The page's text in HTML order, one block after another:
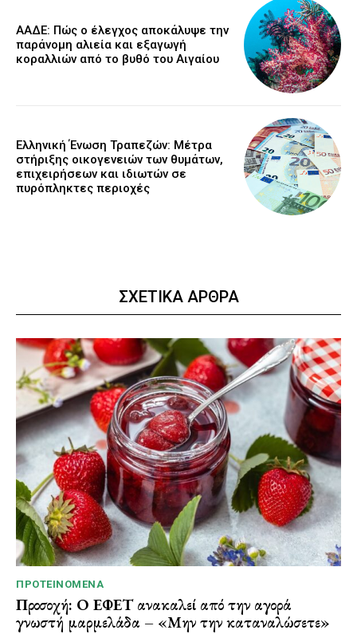
ΑΑΔΕ: Πώς ο έλεγχος αποκάλυψε την
παράνομη αλιεία και εξαγωγή
κοραλλιών από το βυθό του Αιγαίου
Ελληνική Ένωση Τραπεζών: Μέτρα
στήριξης οικογενειών των θυμάτων,
επιχειρήσεων και ιδιωτών σε
πυρόπληκτες περιοχές
ΣΧΕΤΙΚΑ ΑΡΘΡΑ
ΠΡΟΤΕΙΝΌΜΕΝΑ
Προσοχή: Ο ΕΦΕΤ ανακαλεί από την αγορά
γνωστή μαρμελάδα – «Μην την καταναλώσετε»